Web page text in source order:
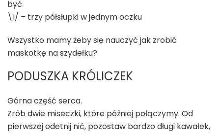
być
\I/ – trzy półsłupki w jednym oczku
Wszystko mamy żeby się nauczyć jak zrobić
maskotkę na szydełku?
PODUSZKA KRÓLICZEK
Górna część serca.
Zrób dwie miseczki, które później połączymy. Od
pierwszej odetnij nić, pozostaw bardzo długi kawałek,